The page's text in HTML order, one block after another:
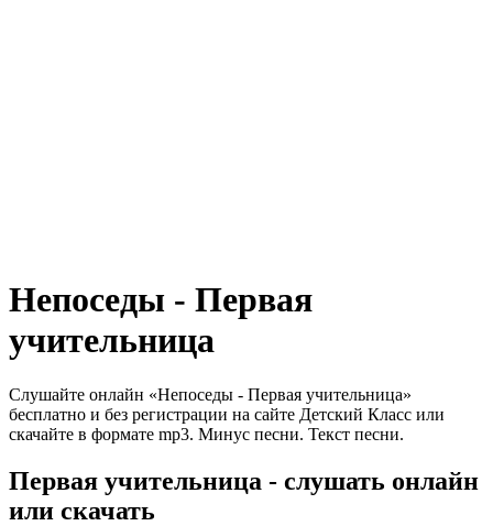
Непоседы - Первая
учительница
Слушайте онлайн «Непоседы - Первая учительница»
бесплатно и без регистрации на сайте Детский Класс или
скачайте в формате mp3. Минус песни. Текст песни.
Первая учительница - слушать онлайн
или скачать